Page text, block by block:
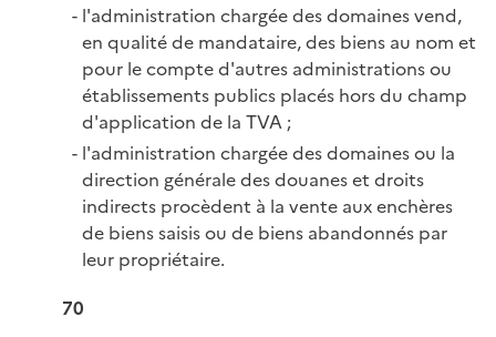
l'administration chargée des domaines vend,
en qualité de mandataire, des biens au nom et
pour le compte d'autres administrations ou
établissements publics placés hors du champ
d'application de la TVA ;
l'administration chargée des domaines ou la
direction générale des douanes et droits
indirects procèdent à la vente aux enchères
de biens saisis ou de biens abandonnés par
leur propriétaire.
70